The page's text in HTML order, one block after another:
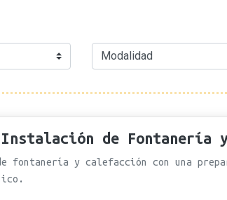
de Fontanería
fontanería y calefacción con una